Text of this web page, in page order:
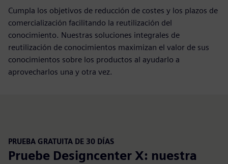
Cumpla los objetivos de reducción de costes y los plazos de
comercialización facilitando la reutilización del
conocimiento. Nuestras soluciones integrales de
reutilización de conocimientos maximizan el valor de sus
conocimientos sobre los productos al ayudarlo a
aprovecharlos una y otra vez.
PRUEBA GRATUITA DE 30 DÍAS
Pruebe Designcenter X: nuestra